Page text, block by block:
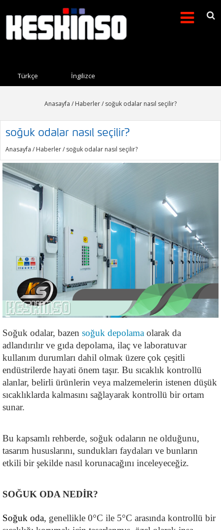
Arama formu
Türkçe İngilizce
Anasayfa / Haberler/ soğuk odalar nasıl seçilir?
soğuk odalar nasıl seçilir?
Anasayfa / Haberler/ soğuk odalar nasıl seçilir?
Soğuk odalar, bazen soğuk depolama olarak da
adlandırılır ve gıda depolama, ilaç ve laboratuvar
kullanım durumları dahil olmak üzere çok çeşitli
endüstrilerde hayati önem taşır. Bu sıcaklık kontrollü
alanlar, belirli ürünlerin veya malzemelerin istenen düşük
sıcaklıklarda kalmasını sağlayarak kontrollü bir ortam
sunar.
Bu kapsamlı rehberde, soğuk odaların ne olduğunu,
tasarım hususlarını, sundukları faydaları ve bunların
etkili bir şekilde nasıl korunacağını inceleyeceğiz.
SOĞUK ODA NEDİR?
Soğuk oda, genellikle 0°C ile 5°C arasında kontrollü bir